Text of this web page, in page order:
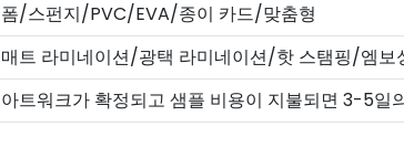
폼/스펀지/PVC/EVA/종이 카드/맞춤형
매트 라미네이션/광택 라미네이션/핫 스탬핑/엠
아트워크가 확정되고 샘플 비용이 지불되면 3-5일